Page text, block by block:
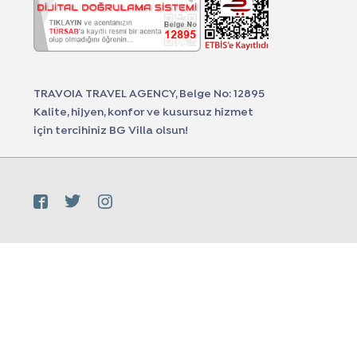
TRAVOIA TRAVEL AGENCY, Belge No: 12895
Kalite, hijyen, konfor ve kusursuz hizmet
için tercihiniz BG Villa olsun!